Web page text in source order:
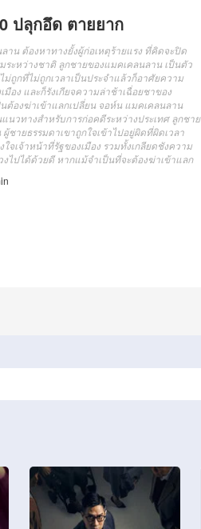
ปลุกอึด ตายยาก
าน ต้องหาทางยั้งผู้ก่อเหตุร้ายแรง ที่คิดจะปิด
ะหว่างชาติ ลูกชายของแมคเคลนลาน เป็นตัว
ถูกที่ไม่ถูกเวลาเป็นประจำแล้วก็อาศัยความ
มือง และก็รังเกียจความล่าช้าเฉื่อยชาของ
นต้องฆ่าเข้าแลกเปลี่ยน จอห์น แมคเคลนลาน
นวทางสำหรับการก่อคดีระหว่างประเทศ ลูกชาย
ายธรรมดาเขาถูกใจเข้าไปอยู่ผิดที่ผิดเวลา
จเจ้าหน้าที่รัฐของเมือง รวมทั้งเกลียดชังความ
ไปได้ด้วยดี หากแม้จำเป็นที่จะต้องฆ่าเข้าแลก